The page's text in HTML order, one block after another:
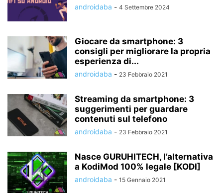
androidaba - 4 Settembre 2024
Giocare da smartphone: 3
consigli per migliorare la propria
esperienza di...
androidaba - 23 Febbraio 2021
Streaming da smartphone: 3
suggerimenti per guardare
contenuti sul telefono
androidaba - 23 Febbraio 2021
Nasce GURUHITECH, l’alternativa
a KodiMod 100% legale [KODI]
androidaba - 15 Gennaio 2021